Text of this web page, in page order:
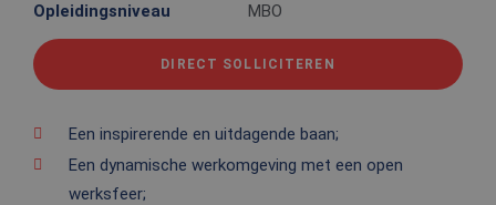
Opleidingsniveau
MBO
DIRECT SOLLICITEREN
Een inspirerende en uitdagende baan;
Een dynamische werkomgeving met een open
werksfeer;